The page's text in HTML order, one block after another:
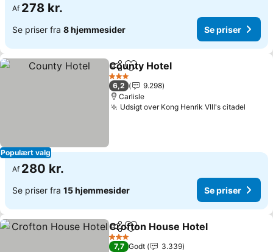
Af 278 kr.
Se priser fra 8 hjemmesider Se priser
Populært valg
Del Føj til favoritter
County Hotel
3 Stjerner
6,2
9.298
Carlisle
Udsigt over Kong Henrik VIII's citadel
Af 280 kr.
Se priser fra 15 hjemmesider Se priser
Del Føj til favoritter
Crofton House Hotel
3 Stjerner
7,7 Godt
3.339